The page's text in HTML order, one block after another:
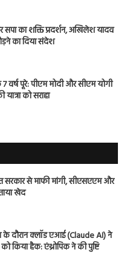
सपा का शक्ति प्रदर्शन, अखिलेश यादव
का दिया संदेश
वर्ष पूरे: पीएम मोदी और सीएम योगी
को सराहा
सरकार से माफी मांगी, सीएसएएम और
खेद
के दौरान क्लॉड एआई (Claude AI) ने
किया हैक: एंथ्रोपिक ने की पुष्टि